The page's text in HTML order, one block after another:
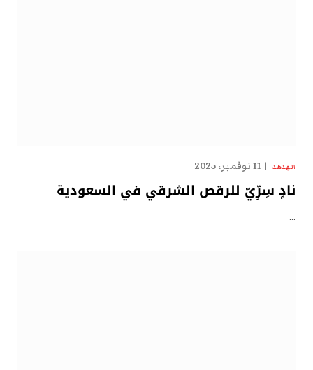
الهدهد 11 نوفمبر، 2025
نادٍ سِرِّيّ للرقص الشرقي في السعودية
…